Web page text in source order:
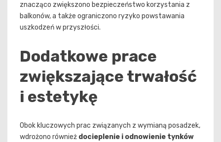
znacząco zwiększono bezpieczeństwo korzystania z
balkonów, a także ograniczono ryzyko powstawania
uszkodzeń w przyszłości.
Dodatkowe prace
zwiększające trwałość
i estetykę
Obok kluczowych prac związanych z wymianą posadzek,
wdrożono również docieplenie i odnowienie tynków